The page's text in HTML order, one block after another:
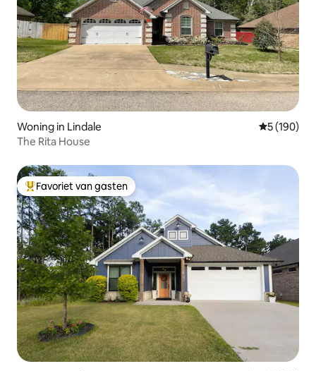
Woning in Lindale
5 (190)
The Rita House
Topfavoriet van gasten
Favoriet van gasten